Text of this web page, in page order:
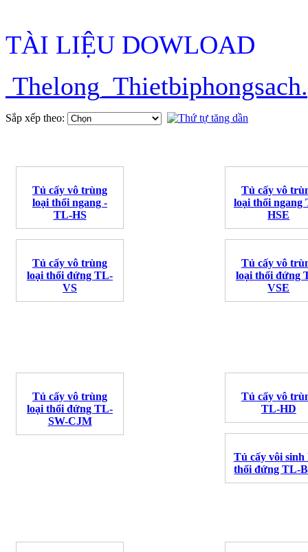
TÀI LIỆU DOWLOAD
Sắp xếp theo:
Tủ cấy vô trùng
loại thổi ngang -
TL-HS
Tủ cấy vô
loại thổi ngang
HSE
Tủ cấy vô trùng
loại thổi đứng TL-
VS
Tủ cấy vô
loại thổi đứng
VSE
Tủ cấy vô trùng
loại thổi đứng TL-
SW-CJM
Tủ cấy vô
TL-HD
Tủ cấy vôi sinh
thổi đứng TL-